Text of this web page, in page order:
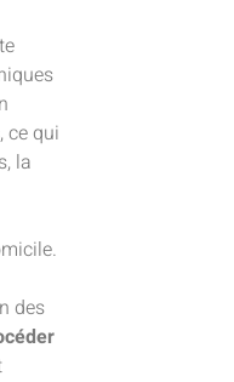
ce qui
la
des